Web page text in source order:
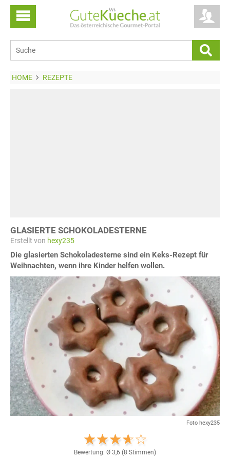
HOME REZEPTE
GLASIERTE SCHOKOLADESTERNE
Erstellt von hexy235
Die glasierten Schokoladesterne sind ein Keks-Rezept für
Weihnachten, wenn ihre Kinder helfen wollen.
Foto hexy235
Bewertung: Ø 3,6 (8 Stimmen)